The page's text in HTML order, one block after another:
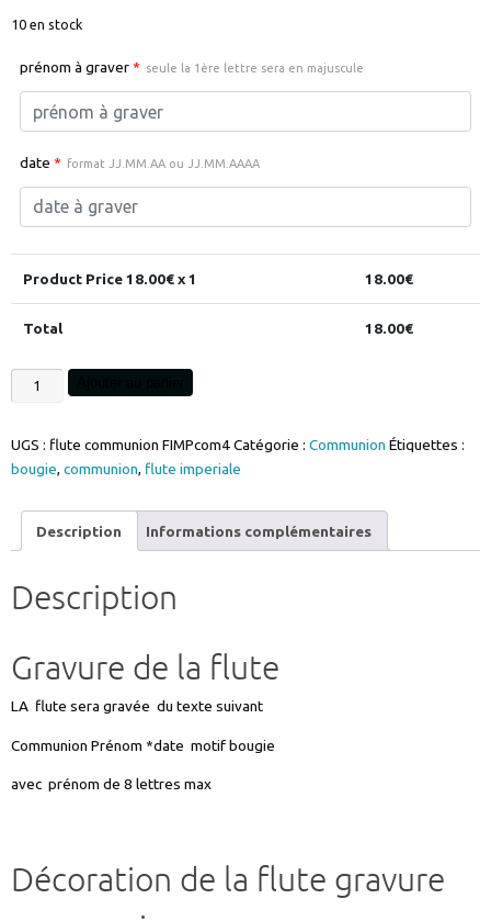
10 en stock
prénom à graver* seule la 1ère lettre sera en majuscule
date * format JJ.MM.AA ou JJ.MM.AAAA
Product Price18.00€ x 1 18.00€
Total 18.00€
quantité
de
gravure
communion
motif
Bougie
prénom
FIMPCOM4
UGS : flute communion FIMPcom4Catégorie : Communion Étiquettes :
bougie, communion, flute imperiale
Description Informations complémentaires
Description
Gravure de la flute
LA flute sera gravée du texte suivant
Communion Prénom *date motif bougie
avec prénom de 8 lettres max
Décoration de la flute gravure